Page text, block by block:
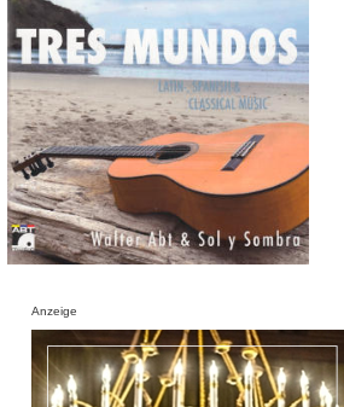
Anzeige